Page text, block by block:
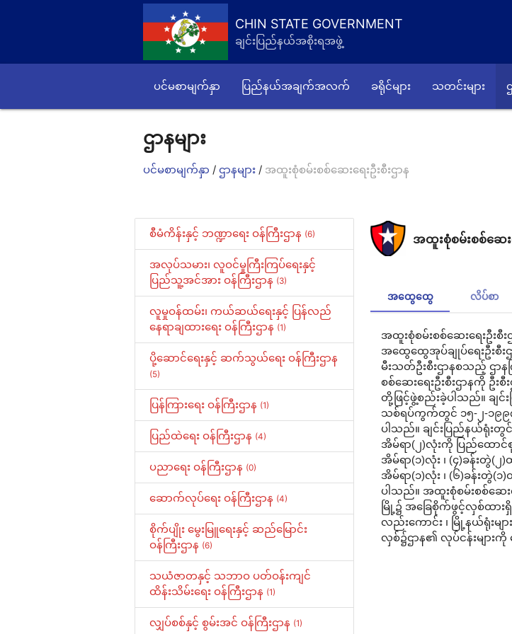
CHIN STATE GOVERNMENT
ချင်းပြည်နယ်အစိုးရအဖွဲ့
ပင်မစာမျက်နှာ ပြည်နယ်အချက်အလက် ခရိုင်များ သတင်းများ
ဌာနများ
ပင်မစာမျက်နှာ / ဌာနများ / အထူးစုံစမ်းစစ်ဆေးရေးဦးစီးဌာန
အထူးစုံစမ်းစစ်ဆေးရ
အထွေထွေ လိပ်စာ
အထူးစုံစမ်းစစ်ဆေးရေးဦးစီ
အထွေထွေအုပ်ချုပ်ရေးဦးစီးဌာ
မီးသတ်ဦးစီးဌာနစသည့် ဌာန
စစ်ဆေးရေးဦးစီးဌာနကို ဦး
တို့ဖြင့်ဖွဲ့စည်းခဲ့ပါသည်။ ချင်
သစ်ရပ်ကွက်တွင် ၁၅-၂-၁၉
ပါသည်။ ချင်းပြည်နယ်ရုံးတွ
အိမ်ရာ(၂)လုံးကို ပြည်ထောင်
အိမ်ရာ(၁)လုံး ၊ (၄)ခန်းတွဲ(
အိမ်ရာ(၁)လုံး ၊ (၆)ခန်းတွဲ(
ပါသည်။ အထူးစုံစမ်းစစ်ဆေးရ
မြို့၌ အခြေစိုက်ဖွင့်လှစ်ထားရှိ
လည်းကောင်း ၊ မြို့နယ်ရုံးမ
လှစ်၌ဌာန၏ လုပ်ငန်းများ
စီမံကိန်းနှင့် ဘဏ္ဍာရေး ဝန်ကြီးဌာန (6)
အလုပ်သမား၊ လူဝင်မှုကြီးကြပ်ရေးနှင့်
ပြည်သူ့အင်အား ဝန်ကြီးဌာန (3)
လူမှုဝန်ထမ်း၊ ကယ်ဆယ်ရေးနှင့် ပြန်လည်
နေရာချထားရေး ဝန်ကြီးဌာန (1)
ပို့ဆောင်ရေးနှင့် ဆက်သွယ်ရေး ဝန်ကြီးဌာန
(5)
ပြန်ကြားရေး ဝန်ကြီးဌာန (1)
ပြည်ထဲရေး ဝန်ကြီးဌာန (4)
ပညာရေး ဝန်ကြီးဌာန (0)
ဆောက်လုပ်ရေး ဝန်ကြီးဌာန (4)
စိုက်ပျိုး မွေးမြူရေးနှင့် ဆည်မြောင်း
ဝန်ကြီးဌာန (6)
သယံဇာတနှင့် သဘာဝ ပတ်ဝန်းကျင်
ထိန်းသိမ်းရေး ဝန်ကြီးဌာန (1)
လျှပ်စစ်နှင့် စွမ်းအင် ဝန်ကြီးဌာန (1)